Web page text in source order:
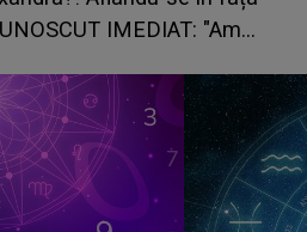
IMEDIAT: "Am